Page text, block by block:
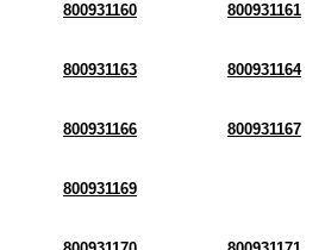
800931160 800931161
800931163 800931164
800931166 800931167
800931169